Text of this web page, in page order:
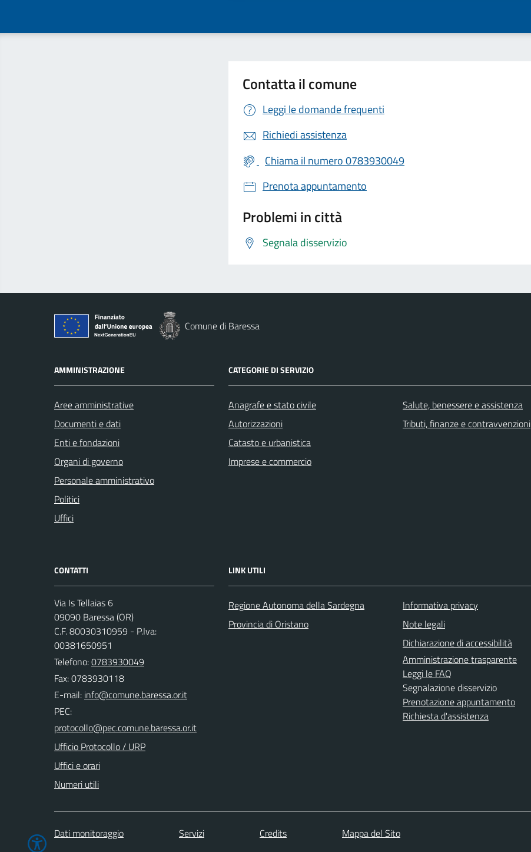
Contatta il comune
Leggi le domande frequenti
Richiedi assistenza
Chiama il numero 0783930049
Prenota appuntamento
Problemi in città
Segnala disservizio
Comune di Baressa
AMMINISTRAZIONE
Aree amministrative
Documenti e dati
Enti e fondazioni
Organi di governo
Personale amministrativo
Politici
Uffici
CATEGORIE DI SERVIZIO
Anagrafe e stato civile
Autorizzazioni
Catasto e urbanistica
Imprese e commercio
Salute, benessere e assistenza
Tributi, finanze e contravvenzioni
CONTATTI
Via Is Tellaias 6
09090 Baressa (OR)
C.F. 80030310959 - P.Iva:
00381650951
Telefono:0783930049
Fax: 0783930118
E-mail:
PEC:
Ufficio Protocollo / URP
Uffici e orari
Numeri utili
LINK UTILI
Regione Autonoma della Sardegna
Provincia di Oristano
Informativa privacy
Note legali
Dichiarazione di accessibilità
Amministrazione trasparente
Leggi le FAQ
Segnalazione disservizio
Prenotazione appuntamento
Richiesta d'assistenza
Dati monitoraggio Servizi Credits Mappa del Sito